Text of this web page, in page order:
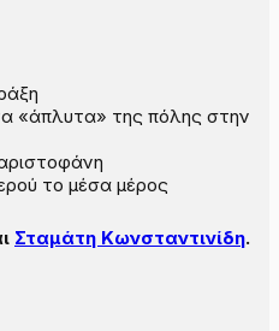
«άπλυτα» της πόλης στην
το μέσα μέρος
Σταμάτη Κωνσταντινίδη.